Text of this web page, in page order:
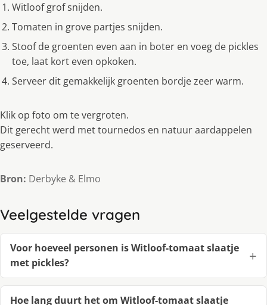
Witloof grof snijden.
Tomaten in grove partjes snijden.
Stoof de groenten even aan in boter en voeg de pickles
toe, laat kort even opkoken.
Serveer dit gemakkelijk groenten bordje zeer warm.
Klik op foto om te vergroten.
Dit gerecht werd met tournedos en natuur aardappelen
geserveerd.
Bron: Derbyke & Elmo
Veelgestelde vragen
Voor hoeveel personen is Witloof-tomaat slaatje
met pickles?
Hoe lang duurt het om Witloof-tomaat slaatje